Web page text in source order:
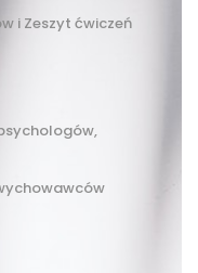
i Zeszyt ćwiczeń